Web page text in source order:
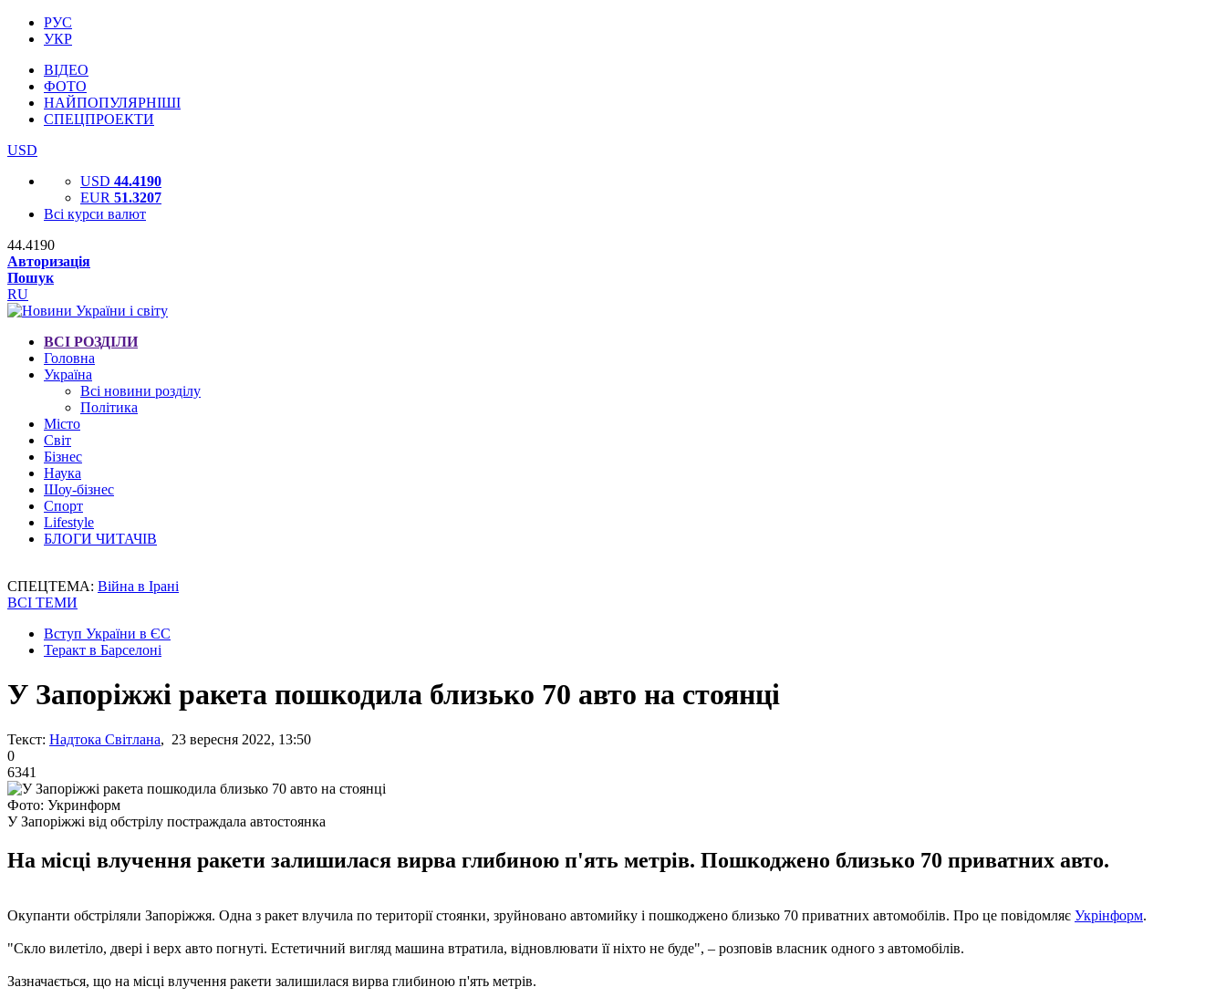
РУС
УКР
ВІДЕО
ФОТО
НАЙПОПУЛЯРНІШІ
СПЕЦПРОЕКТИ
USD
USD 44.4190
EUR 51.3207
Всі курси валют
44.4190
Авторизація
Пошук
RU
ВСІ РОЗДІЛИ
Головна
Україна
Всі новини розділу
Політика
Місто
Світ
Бізнес
Наука
Шоу-бізнес
Спорт
Lifestyle
БЛОГИ ЧИТАЧІВ
СПЕЦТЕМА: Війна в Ірані
ВСІ ТЕМИ
Вступ України в ЄС
Теракт в Барселоні
У Запоріжжі ракета пошкодила близько 70 авто на стоянці
Текст: Надтока Світлана, 23 вересня 2022, 13:50
0
6341
Фото: Укринформ
У Запоріжжі від обстрілу постраждала автостоянка
На місці влучення ракети залишилася вирва глибиною п'ять метрів. Пошкоджено близько 70 приватних авто.
Окупанти обстріляли Запоріжжя. Одна з ракет влучила по території стоянки, зруйновано автомийку і пошкоджено близько 70 приватних автомобілів. Про це повідомляє Укрінформ.
"Скло вилетіло, двері і верх авто погнуті. Естетичний вигляд машина втратила, відновлювати її ніхто не буде", – розповів власник одного з автомобілів.
Зазначається, що на місці влучення ракети залишилася вирва глибиною п'ять метрів.